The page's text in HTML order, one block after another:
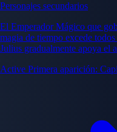
Personajes secundarios
El Emperador Mágico que
magia de tiempo excede
Julius gradualmente apoya el
Active Primera aparición: